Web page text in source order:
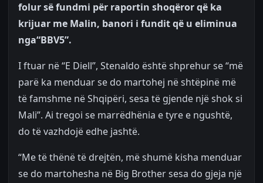
folur së fundmi për raportin shoqëror që ka
krijuar me Malin, banori i fundit që u eliminua
nga“BBV5”.
I ftuar në “E Diell”, Stenaldo është shprehur se “më
parë ka menduar se do martohej në shtëpinë më
të famshme në Shqipëri, sesa të gjende një shok si
Mali”. Ai tregoi se marrëdhënia e tyre e ngushtë,
do të vazhdojë edhe jashtë.
“Me të thënë të drejtën, më shumë kisha menduar
se do martohesha në Big Brother sesa do gjeja një